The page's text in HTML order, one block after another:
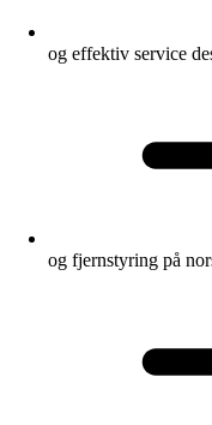
og effektiv service
og fjernstyring på